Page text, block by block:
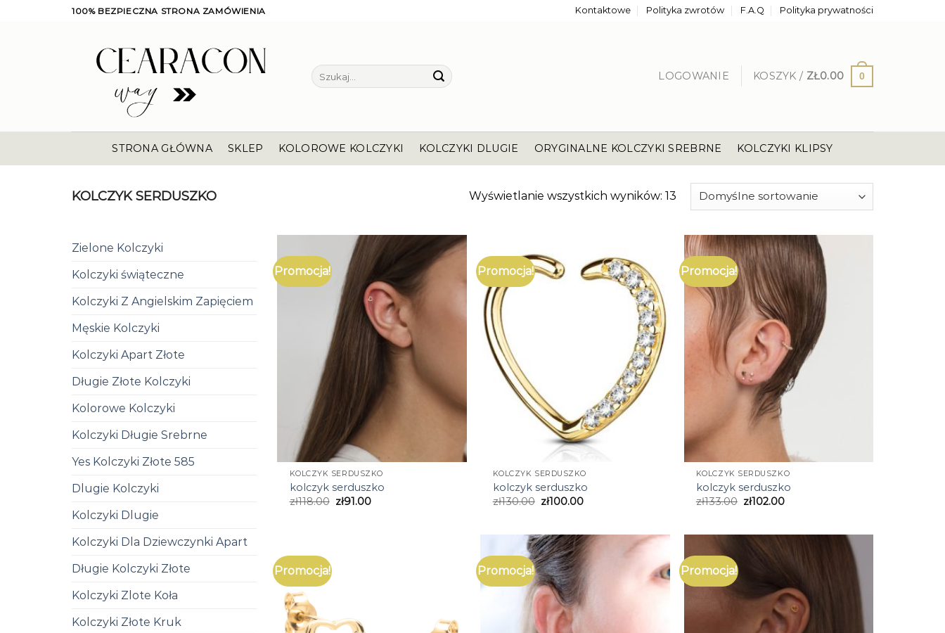
100% BEZPIECZNA STRONA ZAMÓWIENIA Kontaktowe Polityka zwrotów F.A.Q Polityka prywatności
Szukaj: LOGOWANIE KOSZYK / ZŁ0.00 0
STRONA GŁÓWNA SKLEP KOLOROWE KOLCZYKI KOLCZYKI DLUGIE ORYGINALNE KOLCZYKI SREBRNE KOLCZYKI KLIPSY
KOLCZYK SERDUSZKO Wyświetlanie wszystkich wyników: 13
Zielone Kolczyki
Kolczyki świąteczne
Kolczyki Z Angielskim Zapięciem
Męskie Kolczyki
Kolczyki Apart Złote
Długie Złote Kolczyki
Kolorowe Kolczyki
Kolczyki Długie Srebrne
Yes Kolczyki Złote 585
Dlugie Kolczyki
Kolczyki Dlugie
Kolczyki Dla Dziewczynki Apart
Długie Kolczyki Złote
Kolczyki Zlote Koła
Kolczyki Złote Kruk
Promocja!
KOLCZYK SERDUSZKO
kolczyk serduszko
zł118.00 zł91.00
Promocja!
KOLCZYK SERDUSZKO
kolczyk serduszko
zł130.00 zł100.00
Promocja!
KOLCZYK SERDUSZKO
kolczyk serduszko
zł133.00 zł102.00
Promocja! Promocja! Promocja!